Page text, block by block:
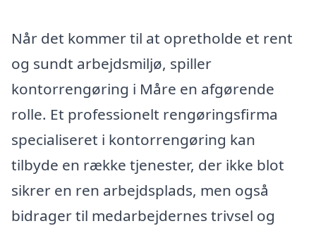
Når det kommer til at opretholde et rent
og sundt arbejdsmiljø, spiller
kontorrengøring i Måre en afgørende
rolle. Et professionelt rengøringsfirma
specialiseret i kontorrengøring kan
tilbyde en række tjenester, der ikke blot
sikrer en ren arbejdsplads, men også
bidrager til medarbejdernes trivsel og